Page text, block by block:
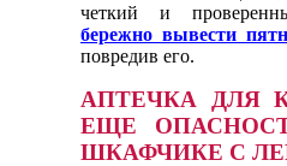
четкий и
бережно вывести
повредив его.
АПТЕЧКА ДЛЯ
ЕЩЕ
ШКАФЧИКЕ С